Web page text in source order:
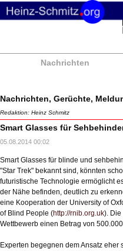
Nachrichten
Nachrichten, Gerüchte,
Redaktion: Heinz Schmitz
Smart Glasses für
05.08.2014 00:02
Smart Glasses für blinde und
"Star Trek" bekannt sind, könnten
futuristische Technologie ermöglicht
der Nähe befinden, deutlich zu
eine Kooperation der University of
of Blind People (http://rnib.org.uk). Die
Wettbewerb einen Betrag von
Experten begegnen dem Ansatz